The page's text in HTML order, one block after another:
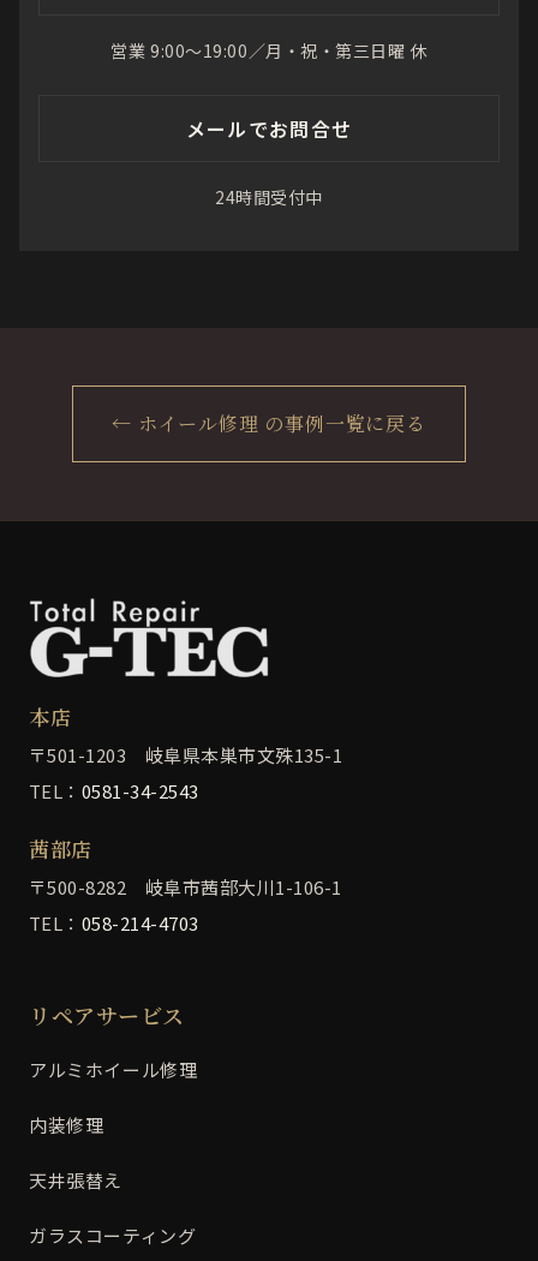
営業 9:00〜19:00／月・祝・第三日曜 休
メールでお問合せ
24時間受付中
← ホイール修理 の事例一覧に戻る
本店
〒501-1203 岐阜県本巣市文殊135-1
TEL： 0581-34-2543
茜部店
〒500-8282 岐阜市茜部大川1-106-1
TEL： 058-214-4703
リペアサービス
アルミホイール修理
内装修理
天井張替え
ガラスコーティング